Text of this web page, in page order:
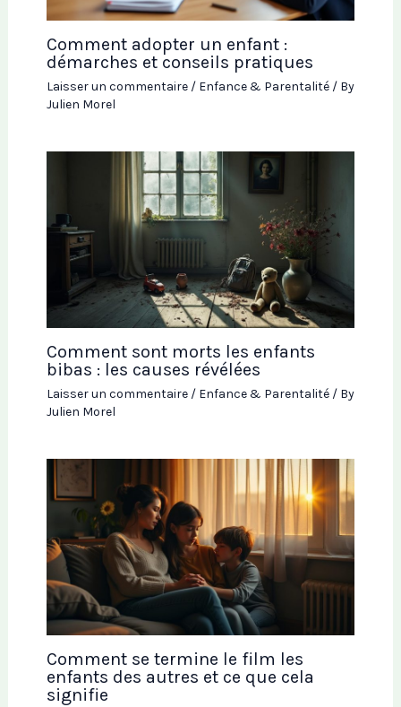
Comment adopter un enfant :
démarches et conseils pratiques
Laisser un commentaire / Enfance & Parentalité/ By
Julien Morel
Comment sont morts les enfants
bibas : les causes révélées
Laisser un commentaire / Enfance & Parentalité/ By
Julien Morel
Comment se termine le film les
enfants des autres et ce que cela
signifie